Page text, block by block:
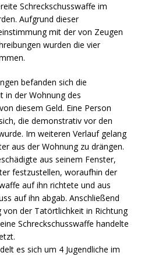
Schreckschusswaffe im
Aufgrund dieser
mit der von Zeugen
wurden die vier
befanden sich die
in der Wohnung des
diesem Geld. Eine Person
die demonstrativ vor den
Im weiteren Verlauf gelang
aus der Wohnung zu drängen.
aus seinem Fenster,
festzustellen, woraufhin der
auf ihn richtete und aus
auf ihn abgab. Anschließend
der Tatörtlichkeit in Richtung
Schreckschusswaffe handelte
es sich um 4 Jugendliche im